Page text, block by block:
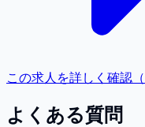
この求人を詳しく確認（
よくある質問